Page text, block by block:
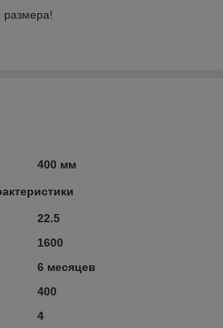
размера!
400 мм
22.5
1600
6 месяцев
400
4